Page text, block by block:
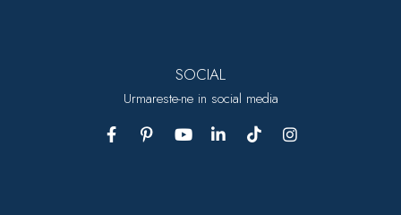
SOCIAL
Urmareste-ne in social media